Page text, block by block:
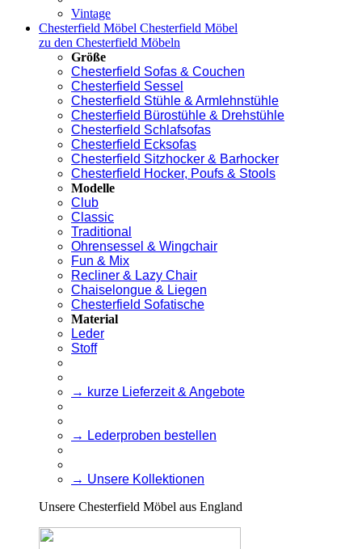
Vintage
Chesterfield Möbel Chesterfield Möbel
zu den Chesterfield Möbeln
Größe
Chesterfield Sofas & Couchen
Chesterfield Sessel
Chesterfield Stühle & Armlehnstühle
Chesterfield Bürostühle & Drehstühle
Chesterfield Schlafsofas
Chesterfield Ecksofas
Chesterfield Sitzhocker & Barhocker
Chesterfield Hocker, Poufs & Stools
Modelle
Club
Classic
Traditional
Ohrensessel & Wingchair
Fun & Mix
Recliner & Lazy Chair
Chaiselongue & Liegen
Chesterfield Sofatische
Material
Leder
Stoff
→ kurze Lieferzeit & Angebote
→ Lederproben bestellen
→ Unsere Kollektionen
Unsere Chesterfield Möbel aus England